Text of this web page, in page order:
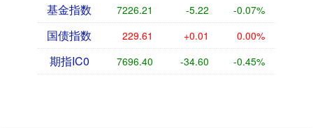
基金指数 7226.21 -5.22 -0.07%
国债指数 229.61 +0.01 0.00%
期指IC0 7696.40 -34.60 -0.45%